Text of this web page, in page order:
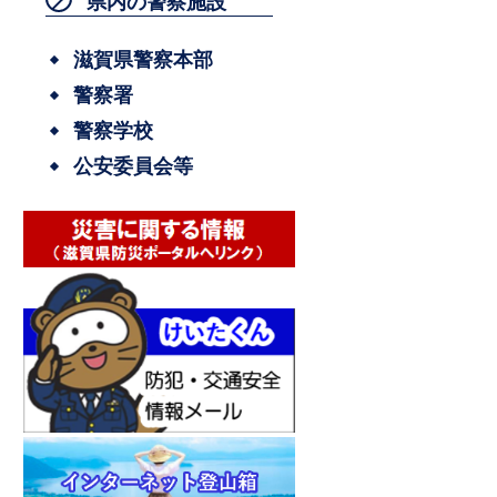
滋賀県警察本部
警察署
警察学校
公安委員会等